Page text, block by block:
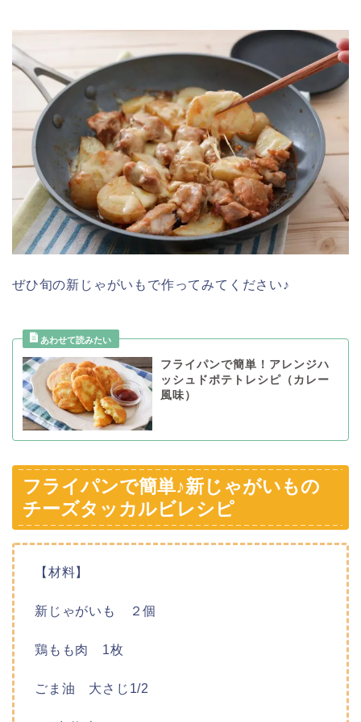
ぜひ旬の新じゃがいもで作ってみてください♪
フライパンで簡単！アレンジハ
ッシュドポテトレシピ（カレー
風味）
フライパンで簡単♪新じゃがいもの
チーズタッカルビレシピ
【材料】
新じゃがいも ２個
鶏もも肉 1枚
ごま油 大さじ1/2